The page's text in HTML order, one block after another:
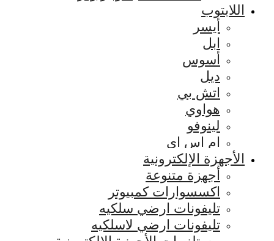
اللابتوب
أيسر
ابل
أسوس
ديل
اتش بي
هواوي
لينوفو
ام اس اي
الأجهزة الإلكترونية
أجهزة متنوعة
اكسسوارات كمبيوتر
تليفونات ارضي سلكيه
تليفونات ارضي لاسلكيه